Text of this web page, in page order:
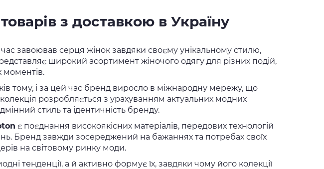
з доставкою в Україну
завоював серця жінок завдяки своєму унікальному стилю,
широкий асортимент жіночого одягу для різних подій,
моментів.
тому, і за цей час бренд виросло в міжнародну мережу, що
розробляється з урахуванням актуальних модних
стиль та ідентичність бренду.
є поєднання високоякісних матеріалів, передових технологій
Бренд завжди зосереджений на бажаннях та потребах своїх
на світовому ринку моди.
тенденції, а й активно формує їх, завдяки чому його колекції